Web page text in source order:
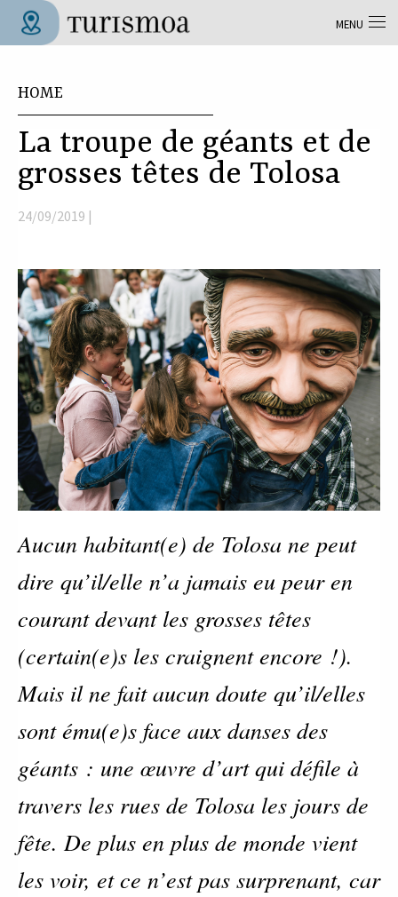
Skip to main content
HOME
La troupe de géants et de
grosses têtes de Tolosa
24/09/2019 |
Aucun habitant(e) de Tolosa ne peut
dire qu’il/elle n’a jamais eu peur en
courant devant les grosses têtes
(certain(e)s les craignent encore !).
Mais il ne fait aucun doute qu’il/elles
sont ému(e)s face aux danses des
géants : une œuvre d’art qui défile à
travers les rues de Tolosa les jours de
fête. De plus en plus de monde vient
les voir, et ce n’est pas surprenant, car
MENU